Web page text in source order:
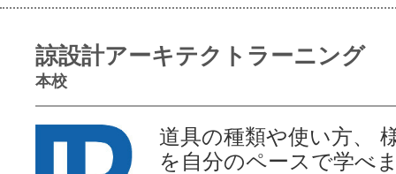
諒設計アーキテクトラーニング
本校
道具の種類や使い方、
を自分のペースで学べ